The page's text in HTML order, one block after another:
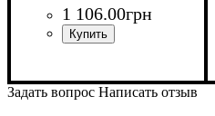
1 106.00грн
Задать вопрос Написать отзыв